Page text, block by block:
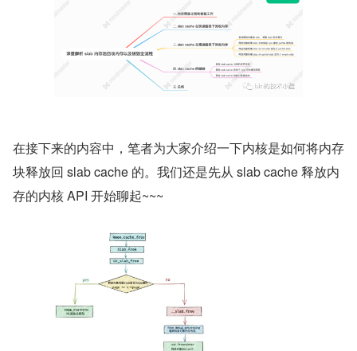
在接下来的内容中，笔者为大家介绍一下内核是如何将内存
块释放回 slab cache 的。我们还是先从 slab cache 释放内
存的内核 API 开始聊起~~~